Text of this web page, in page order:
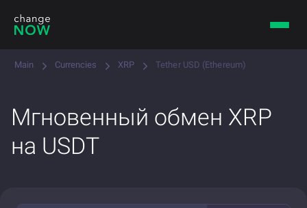
Main Currencies XRP Tether USD (Ethereum)
Мгновенный обмен XRP
на USDT